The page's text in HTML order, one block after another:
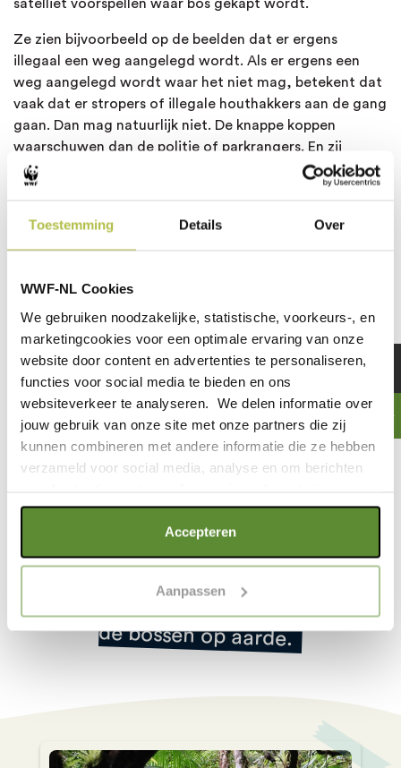
Toestemming Details Over
WWF-NL Cookies
We gebruiken noodzakelijke, statistische, voorkeurs-, en
marketingcookies voor een optimale ervaring van onze
website door content en advertenties te personaliseren,
functies voor social media te bieden en ons
websiteverkeer te analyseren. We delen informatie over
jouw gebruik van onze site met onze partners die zij
kunnen combineren met andere informatie die ze hebben
verzameld voor social media, analyse en om berichten
Als je op "Alle cookies accepteren" klikt, ga je akkoord
met een optimaal gebruik van de website. Als je niet alle
"selectie toestaan" of "alleen noodzakelijke cookies", wat
wel gevolgen kan hebben voor de gebruiksvriendelijkheid
van de website. Voor meer inzage in de cookies klik dan
Accepteren
Aanpassen
satelliet voorspellen waar bos gekapt wordt.
Ze zien bijvoorbeeld op de beelden dat er ergens
illegaal een weg aangelegd wordt. Als er ergens een
weg aangelegd wordt waar het niet mag, betekent dat
vaak dat er stropers of illegale houthakkers aan de gang
gaan. Dan mag natuurlijk niet. De knappe koppen
waarschuwen dan de politie of parkrangers. En zij
kunnen dan in actie komen.
WAAROM ZIJN
BOSSEN
BELANGRIJK?
Maar het gaat helaas niet goed met
de bossen op aarde.